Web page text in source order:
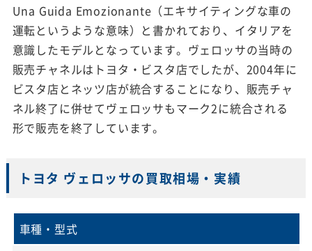
Una Guida Emozionante（エキサイティングな車の
運転というような意味）と書かれており、イタリアを
意識したモデルとなっています。ヴェロッサの当時の
販売チャネルはトヨタ・ビスタ店でしたが、2004年に
ビスタ店とネッツ店が統合することになり、販売チャ
ネル終了に併せてヴェロッサもマーク2に統合される
形で販売を終了しています。
トヨタ ヴェロッサの買取相場・実績
車種・型式